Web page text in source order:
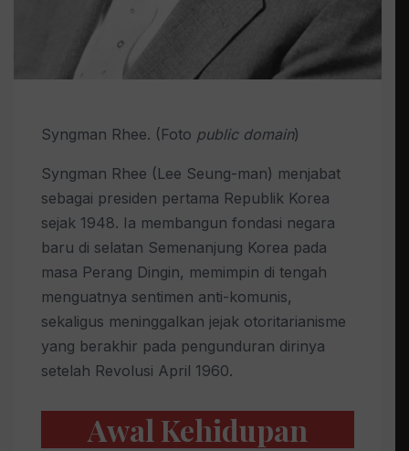
Syngman Rhee. (Foto public domain)
Syngman Rhee (Lee Seung-man) menjabat
sebagai presiden pertama Republik Korea
sejak 1948. Ia membangun fondasi negara
baru di selatan Semenanjung Korea pada
masa Perang Dingin, memimpin di tengah
menguatnya sentimen anti-komunis,
sekaligus meninggalkan jejak otoritarianisme
yang berakhir pada pengunduran dirinya
setelah Revolusi April 1960.
Awal Kehidupan